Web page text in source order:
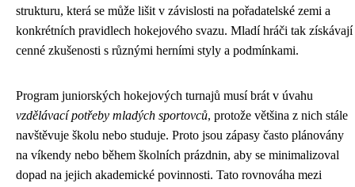
strukturu, která se může lišit v závislosti na pořadatelské zemi a
konkrétních pravidlech hokejového svazu. Mladí hráči tak získávají
cenné zkušenosti s různými herními styly a podmínkami.
Program juniorských hokejových turnajů musí brát v úvahu
vzdělávací potřeby mladých sportovců, protože většina z nich stále
navštěvuje školu nebo studuje. Proto jsou zápasy často plánovány
na víkendy nebo během školních prázdnin, aby se minimalizoval
dopad na jejich akademické povinnosti. Tato rovnováha mezi